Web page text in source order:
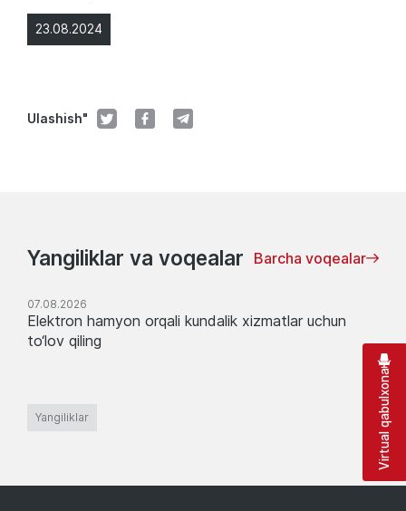
23.08.2024
Ulashish"
Yangiliklar va voqealar Barcha voqealar
07.08.2026
Elektron hamyon orqali kundalik xizmatlar uchun
to‘lov qiling
Yangiliklar Virtual qabulxona